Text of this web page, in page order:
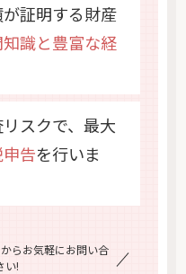
証明する財産
識と豊富な経
スクで、最大
告を行いま
らお気軽にお問い合
い!